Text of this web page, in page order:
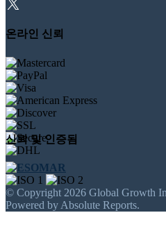
온라인 신뢰
신뢰 및 인증됨
© Copyright 2026 Global Growth
Powered by Absolute Reports.